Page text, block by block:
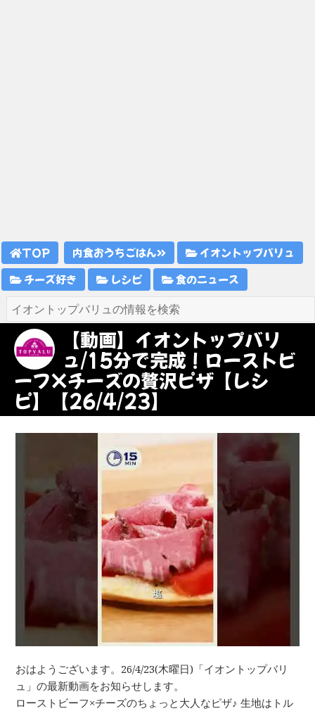
TOP 内食おうちごはん
イオントップバリュ
チーズ好き
レシピ 食のニュース
【動画】イオントップバリ
ュ/15分で完成！ローストビ
ーフ×チーズの贅沢ピザ【レシ
ピ】【26/4/23】
おはようございます。26/4/23(木曜日)「イオントップバリ
ュ」の最新動画をお知らせします。
ローストビーフ×チーズのちょっと大人なピザ♪ 生地はトル